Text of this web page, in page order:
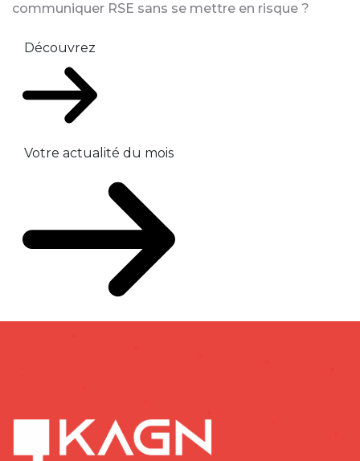
communiquer RSE sans se mettre en risque ?
Découvrez
Votre actualité du mois